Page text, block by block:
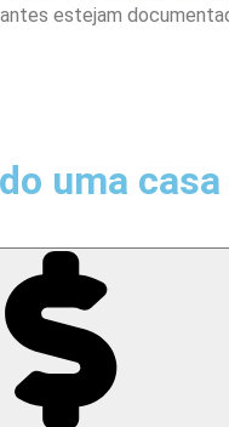
estejam
uma